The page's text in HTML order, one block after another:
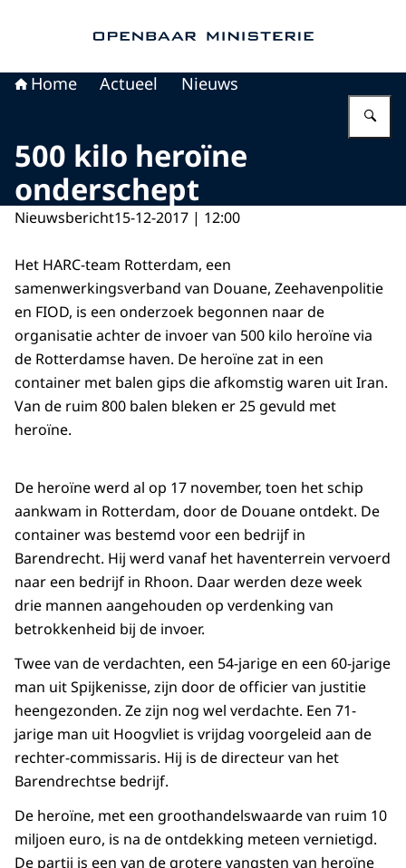
Home Actueel Nieuws
500 kilo heroïne
onderschept
Nieuwsbericht15-12-2017 | 12:00
Het HARC-team Rotterdam, een
samenwerkingsverband van Douane, Zeehavenpolitie
en FIOD, is een onderzoek begonnen naar de
organisatie achter de invoer van 500 kilo heroïne via
de Rotterdamse haven. De heroïne zat in een
container met balen gips die afkomstig waren uit Iran.
Van de ruim 800 balen bleken er 25 gevuld met
heroïne.
De heroïne werd al op 17 november, toen het schip
aankwam in Rotterdam, door de Douane ontdekt. De
container was bestemd voor een bedrijf in
Barendrecht. Hij werd vanaf het haventerrein vervoerd
naar een bedrijf in Rhoon. Daar werden deze week
drie mannen aangehouden op verdenking van
betrokkenheid bij de invoer.
Twee van de verdachten, een 54-jarige en een 60-jarige
man uit Spijkenisse, zijn door de officier van justitie
heengezonden. Ze zijn nog wel verdachte. Een 71-
jarige man uit Hoogvliet is vrijdag voorgeleid aan de
rechter-commissaris. Hij is de directeur van het
Barendrechtse bedrijf.
De heroïne, met een groothandelswaarde van ruim 10
miljoen euro, is na de ontdekking meteen vernietigd.
De partij is een van de grotere vangsten van heroïne